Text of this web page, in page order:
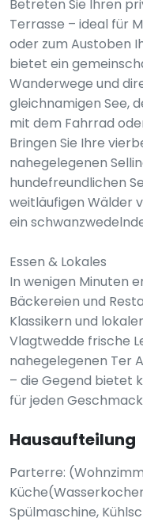
Betreten Sie Ihren
Terrasse – ideal für
oder zum Austoben
bietet ein
Wanderwege und
gleichnamigen See,
mit dem Fahrrad
Bringen Sie Ihre
nahegelegenen
hundefreundlichen
weitläufigen Wälder
ein
Essen & Lokales
In wenigen Minuten
Bäckereien und
Klassikern und
Vlagtwedde frische
nahegelegenen Ter
– die Gegend bietet
für jeden
Hausaufteilung
Parterre:
Spülmaschine,